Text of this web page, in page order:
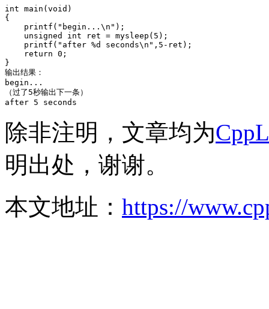
int main(void)
{
    printf("begin...\n");
    unsigned int ret = mysleep(5);
    printf("after %d seconds\n",5-ret);
    return 0;
}
输出结果：
begin...
（过了5秒输出下一条）
除非注明，文章均为
明出处，谢谢。
本文地址： https://